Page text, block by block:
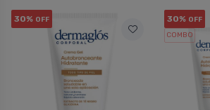
30% OFF 30% OFF
COMBO